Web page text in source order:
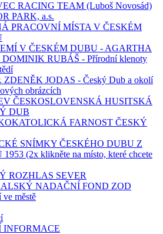
RACING TEAM (Luboš Novosád)
PARK, a.s.
PRACOVNÍ MÍSTA V ČESKÉM
V ČESKÉM DUBU - AGARTHA
DOMINIK RUBÁŠ - Přírodní klenoty
ZDENĚK JODAS - Český Dub a okolí
obrázcích
ČESKOSLOVENSKÁ HUSITSKÁ
DUB
FARNOST ČESKÝ
SNÍMKY ČESKÉHO DUBU Z
(2x klikněte na místo, které chcete
ROZHLAS SEVER
NADAČNÍ FOND ZOD
městě